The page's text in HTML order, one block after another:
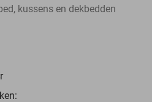
kussens en dekbedden